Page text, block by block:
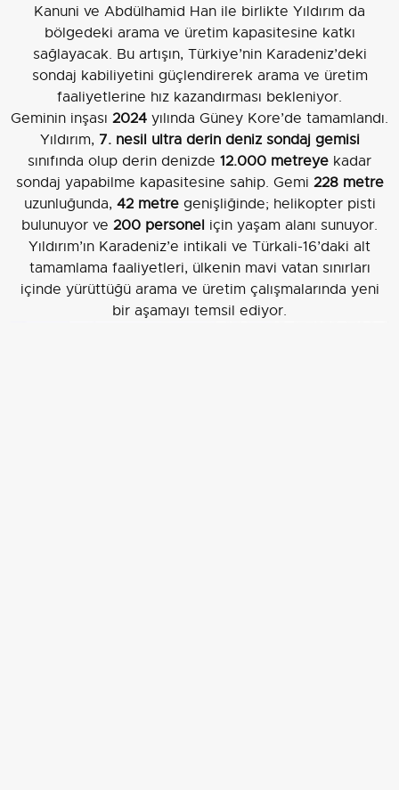
Kanuni ve Abdülhamid Han ile birlikte Yıldırım da
bölgedeki arama ve üretim kapasitesine katkı
sağlayacak. Bu artışın, Türkiye’nin Karadeniz’deki
sondaj kabiliyetini güçlendirerek arama ve üretim
faaliyetlerine hız kazandırması bekleniyor.
Geminin inşası 2024 yılında Güney Kore’de tamamlandı.
Yıldırım, 7. nesil ultra derin deniz sondaj gemisi
sınıfında olup derin denizde 12.000 metreye kadar
sondaj yapabilme kapasitesine sahip. Gemi 228 metre
uzunluğunda, 42 metregenişliğinde; helikopter pisti
bulunuyor ve 200 personel için yaşam alanı sunuyor.
Yıldırım’ın Karadeniz’e intikali ve Türkali-16’daki alt
tamamlama faaliyetleri, ülkenin mavi vatan sınırları
içinde yürüttüğü arama ve üretim çalışmalarında yeni
bir aşamayı temsil ediyor.